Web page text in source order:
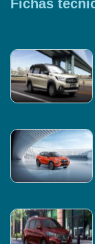
Fichas